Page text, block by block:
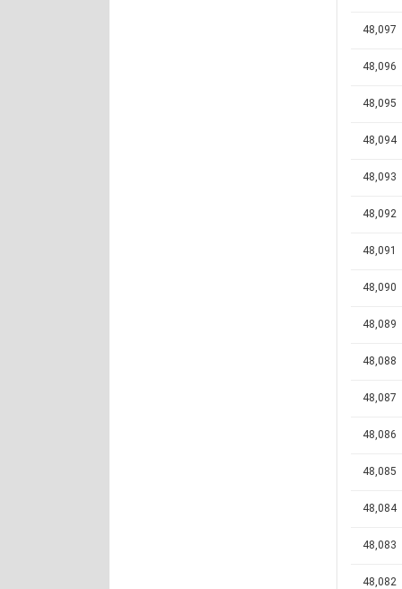
48,097
48,096
48,095
48,094
48,093
48,092
48,091
48,090
48,089
48,088
48,087
48,086
48,085
48,084
48,083
48,082